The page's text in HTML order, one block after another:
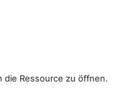
die Ressource zu öffnen.